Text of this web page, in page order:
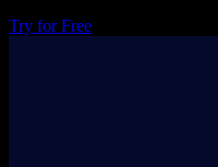
Try for Free